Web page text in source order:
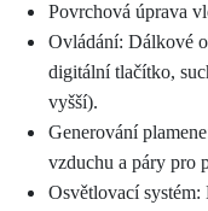
Povrchová úprava
Ovládání: Dálkové
digitální tlačítko,
vyšší).
Generování
vzduchu a páry pro
Osvětlovací